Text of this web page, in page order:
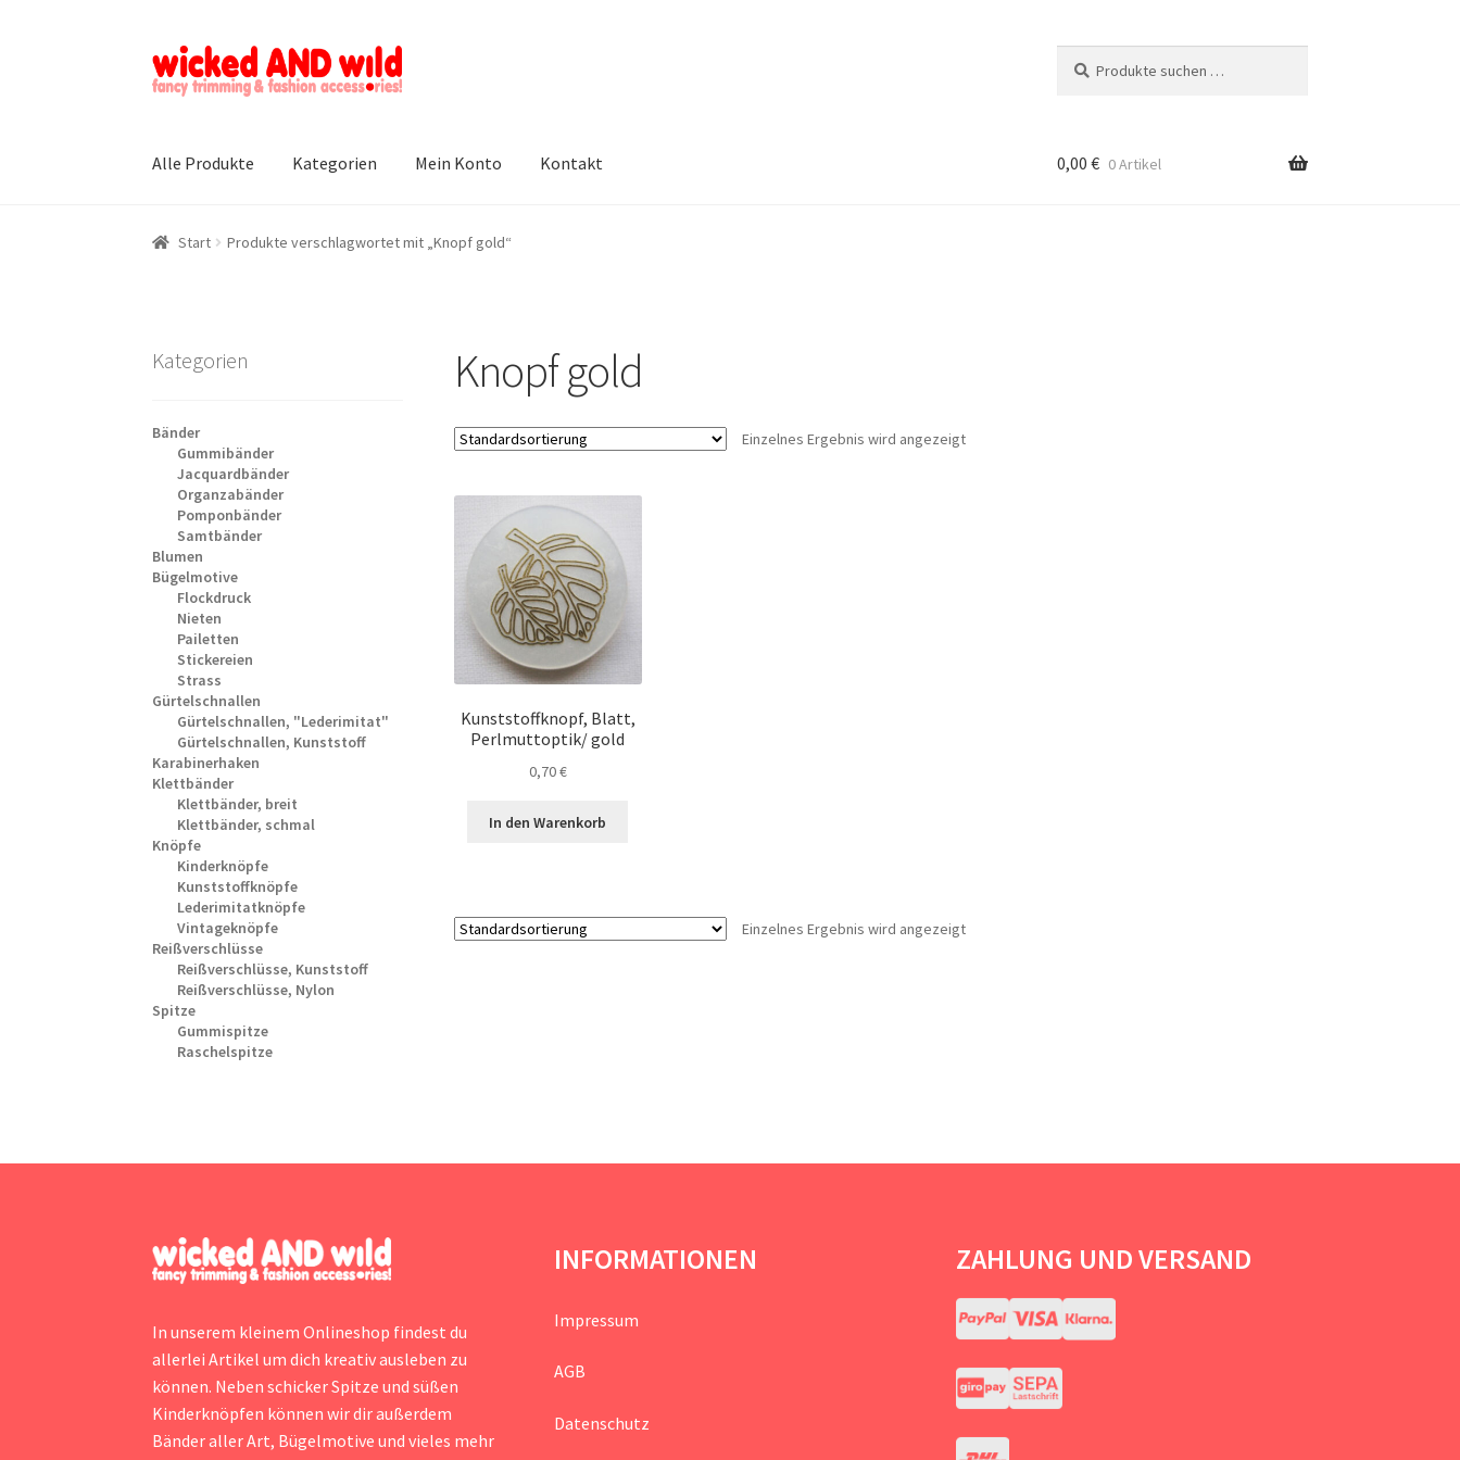
Zur
Navigation
Zum
Inhalt
nach:
Alle Produkte Kategorien Mein Konto Kontakt 0,00 € 0 Artikel
Start Produkte verschlagwortet mit „Knopf gold“
Knopf gold
Einzelnes Ergebnis wird angezeigt
Kunststoffknopf, Blatt,
Perlmuttoptik/ gold
0,70€
In den Warenkorb
Einzelnes Ergebnis wird angezeigt
Kategorien
Bänder
Gummibänder
Jacquardbänder
Organzabänder
Pomponbänder
Samtbänder
Blumen
Bügelmotive
Flockdruck
Nieten
Pailetten
Stickereien
Strass
Gürtelschnallen
Gürtelschnallen, "Lederimitat"
Gürtelschnallen, Kunststoff
Karabinerhaken
Klettbänder
Klettbänder, breit
Klettbänder, schmal
Knöpfe
Kinderknöpfe
Kunststoffknöpfe
Lederimitatknöpfe
Vintageknöpfe
Reißverschlüsse
Reißverschlüsse, Kunststoff
Reißverschlüsse, Nylon
Spitze
Gummispitze
Raschelspitze
In unserem kleinem Onlineshop findest du
allerlei Artikel um dich kreativ ausleben zu
können. Neben schicker Spitze und süßen
Kinderknöpfen können wir dir außerdem
Bänder aller Art, Bügelmotive und vieles mehr
INFORMATIONEN
Impressum
AGB
Datenschutz
ZAHLUNG UND VERSAND